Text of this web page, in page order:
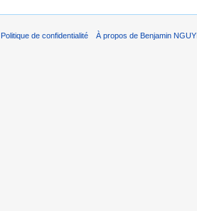
Politique de confidentialité À propos de Benjamin